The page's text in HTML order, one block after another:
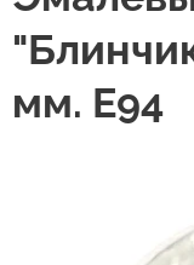
мм. Е94